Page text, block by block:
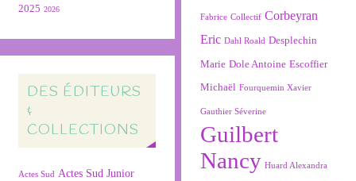
2025 2026
DES ÉDITEURS
&
COLLECTIONS
Actes Sud Actes Sud Junior
Fabrice Collectif Corbeyran
Eric Dahl Roald Desplechin
Marie Dole Antoine Escoffier
Michaël Fourquemin Xavier
Gauthier Séverine
Guilbert
Nancy Huard Alexandra